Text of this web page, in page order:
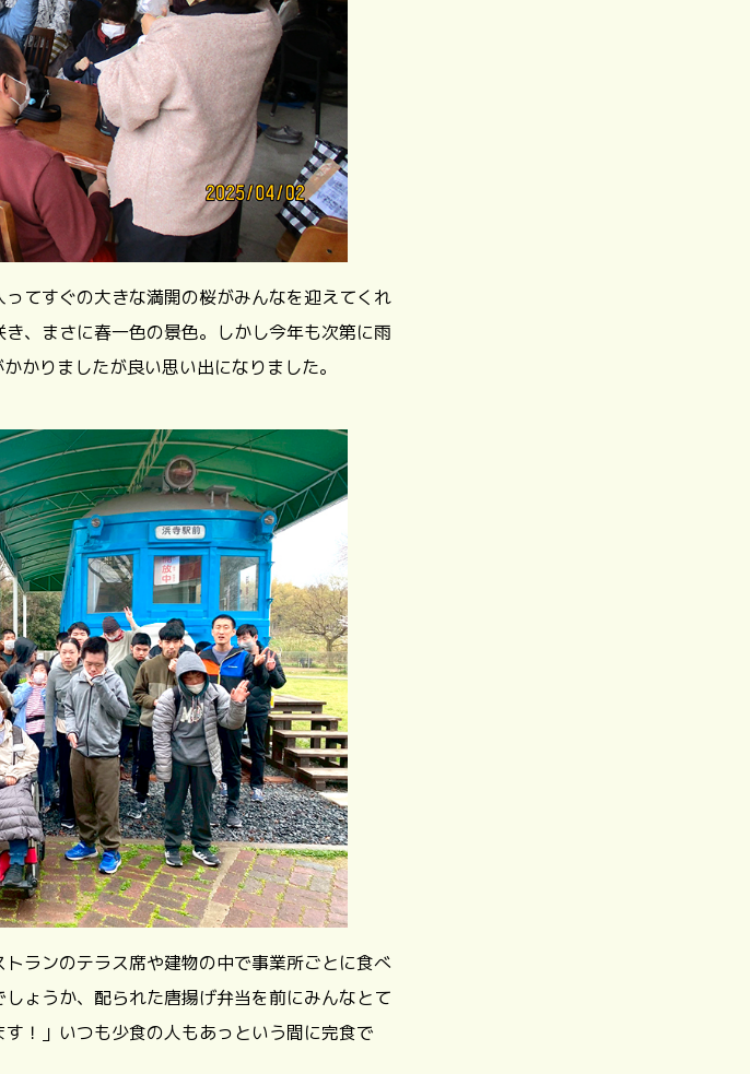
てすぐの大きな満開の桜がみんなを迎えてくれ
、まさに春一色の景色。しかし今年も次第に雨
りましたが良い思い出になりました。
ランのテラス席や建物の中で事業所ごとに食べ
ょうか、配られた唐揚げ弁当を前にみんなとて
！」いつも少食の人もあっという間に完食で